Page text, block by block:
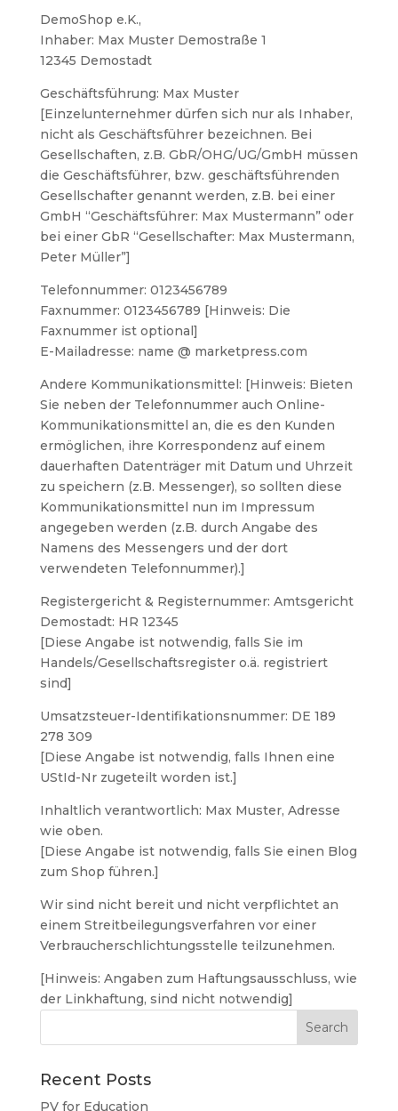
DemoShop e.K.,
Inhaber: Max Muster Demostraße 1
12345 Demostadt
Geschäftsführung: Max Muster
[Einzelunternehmer dürfen sich nur als Inhaber,
nicht als Geschäftsführer bezeichnen. Bei
Gesellschaften, z.B. GbR/OHG/UG/GmbH müssen
die Geschäftsführer, bzw. geschäftsführenden
Gesellschafter genannt werden, z.B. bei einer
GmbH “Geschäftsführer: Max Mustermann” oder
bei einer GbR “Gesellschafter: Max Mustermann,
Peter Müller”]
Telefonnummer: 0123456789
Faxnummer: 0123456789 [Hinweis: Die
Faxnummer ist optional]
E-Mailadresse: name @ marketpress.com
Andere Kommunikationsmittel: [Hinweis: Bieten
Sie neben der Telefonnummer auch Online-
Kommunikationsmittel an, die es den Kunden
ermöglichen, ihre Korrespondenz auf einem
dauerhaften Datenträger mit Datum und Uhrzeit
zu speichern (z.B. Messenger), so sollten diese
Kommunikationsmittel nun im Impressum
angegeben werden (z.B. durch Angabe des
Namens des Messengers und der dort
verwendeten Telefonnummer).]
Registergericht & Registernummer: Amtsgericht
Demostadt: HR 12345
[Diese Angabe ist notwendig, falls Sie im
Handels/Gesellschaftsregister o.ä. registriert
sind]
Umsatzsteuer-Identifikationsnummer: DE 189
278 309
[Diese Angabe ist notwendig, falls Ihnen eine
UStId-Nr zugeteilt worden ist.]
Inhaltlich verantwortlich: Max Muster, Adresse
wie oben.
[Diese Angabe ist notwendig, falls Sie einen Blog
zum Shop führen.]
Wir sind nicht bereit und nicht verpflichtet an
einem Streitbeilegungsverfahren vor einer
Verbraucherschlichtungsstelle teilzunehmen.
[Hinweis: Angaben zum Haftungsausschluss, wie
der Linkhaftung, sind nicht notwendig]
Recent Posts
PV for Education